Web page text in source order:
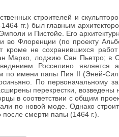
строителей и
гг.) был главным
и Пистойе. Его
во Флоренции (по проекту
кроме не сохранившихся
Марко, лоджию Сан Пьетро; в
Росселино является
по имени папы Пия II (Эней-
По первоначальному
перекрестки,
в соответствии с общим
по новой моде. Однако
смерти папы (1464 г.).